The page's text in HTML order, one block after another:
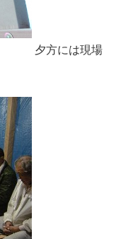
夕方には現場